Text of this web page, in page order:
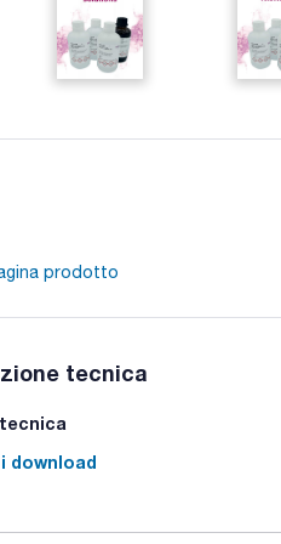
prodotto
tecnica
download